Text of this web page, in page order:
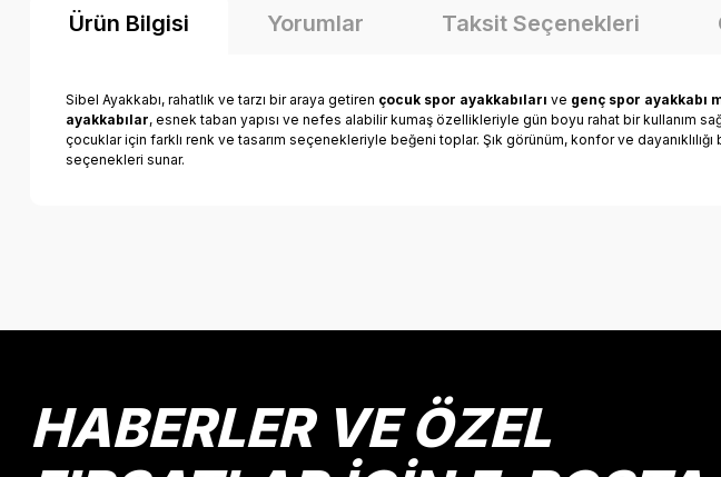
Ürün Bilgisi Yorumlar Taksit Seçenekleri
Sibel Ayakkabı, rahatlık ve tarzı bir araya getiren çocuk spor ayakkabıları ve genç spor ayakkabı
ayakkabılar, esnek taban yapısı ve nefes alabilir kumaş özellikleriyle gün boyu rahat bir kullanım
çocuklar için farklı renk ve tasarım seçenekleriyle beğeni toplar. Şık görünüm, konfor ve
seçenekleri sunar.
Ürün resmi kalitesiz, bozuk veya görüntülenemiyor.
Ürün fiyatı diğer sitelerden daha pahalı.
Bu ürüne benzer farklı alternatifler olmalı.
HABERLER VE ÖZEL